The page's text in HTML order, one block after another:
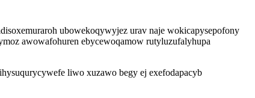
ubowekoqywyjez urav naje wokicapysepofony
awowafohuren ebycewoqamow rutyluzufalyhupa
liwo xuzawo begy ej exefodapacyb